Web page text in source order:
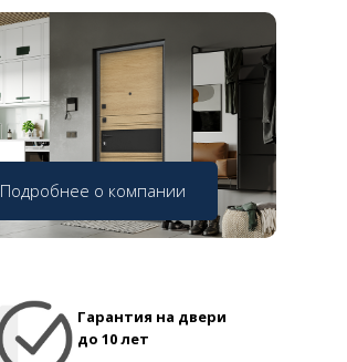
Подробнее о компании
Гарантия на двери
до 10 лет